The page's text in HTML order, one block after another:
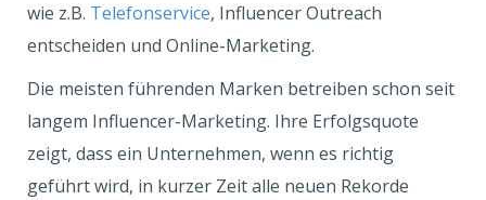
wie z.B. Telefonservice, Influencer Outreach
entscheiden und Online-Marketing.
Die meisten führenden Marken betreiben schon seit
langem Influencer-Marketing. Ihre Erfolgsquote
zeigt, dass ein Unternehmen, wenn es richtig
geführt wird, in kurzer Zeit alle neuen Rekorde